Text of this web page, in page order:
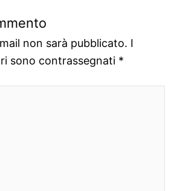
non sarà pubblicato. I
sono contrassegnati *